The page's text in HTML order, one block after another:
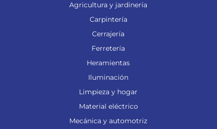
Agricultura y jardinería
Carpintería
Cerrajería
Ferretería
Heramientas
Iluminación
Limpieza y hogar
Material eléctrico
Mecánica y automotriz